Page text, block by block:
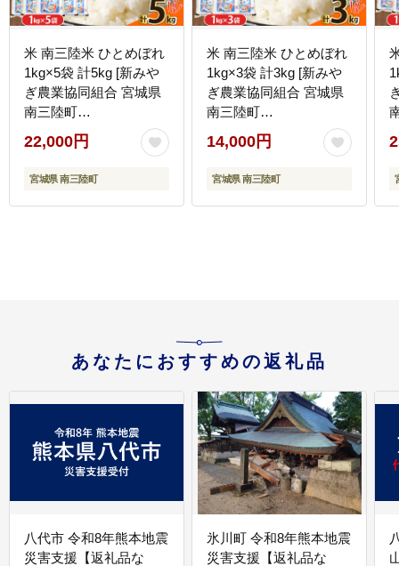
米 南三陸米 ひとめぼれ
1kg×5袋 計5kg [新みや
ぎ農業協同組合 宮城県
南三陸町
m304amh540006] 白米
一等米 精米 お米 ご飯
ごはん コメ こめ 小分け
22,000円
宮城県 南三陸町
米 南三陸米 ひとめぼれ
1kg×3袋 計3kg [新みや
ぎ農業協同組合 宮城県
南三陸町
m304amh540004] 白米
一等米 精米 お米 ご飯
ごはん コメ こめ 小分け
14,000円
宮城県 南三陸町
あなたにおすすめの返礼品
八代市 令和8年熊本地震
災害支援【返礼品な
氷川町 令和8年熊本地震
災害支援【返礼品な